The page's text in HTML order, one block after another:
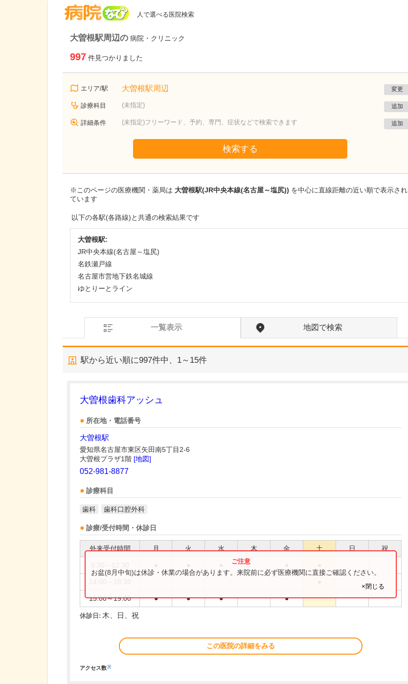
人で選べる医院検索
大曽根駅周辺の 病院・クリニック
997 件見つかりました
エリア/駅 大曽根駅周辺 変更
診療科目 (未指定) 追加
詳細条件 (未指定)フリーワード、予約、専門、症状などで検索できます 追加
検索する
※このページの医療機関・薬局は 大曽根駅(JR中央本線(名古屋～塩尻)) を中心に直線距離の近い順で表示され
ています
以下の各駅(各路線)と共通の検索結果です
大曽根駅:
JR中央本線(名古屋～塩尻)
名鉄瀬戸線
名古屋市営地下鉄名城線
ゆとりーとライン
一覧表示 地図で検索
駅から近い順に997件中、 1～15件
大曽根歯科アッシュ
所在地・電話番号
大曽根駅
愛知県名古屋市東区矢田南5丁目2-6
大曽根プラザ1階 [地図]
052-981-8877
診療科目
歯科 歯科口腔外科
診療/受付時間・休診日
外来受付時間 月 火 水 木 金 土 日 祝
15:00～19:00 ● ● ● ●
お盆(8月中旬)は休診・休業の場合があります。来院前に必ず医療機関に直接ご確認ください。
×閉じる
休診日: 木、日、祝
この医院の詳細をみる
アクセス数※
神奈川県横浜市港北区
綱島公園坂クリニック
定、血液検査、尿検査(定